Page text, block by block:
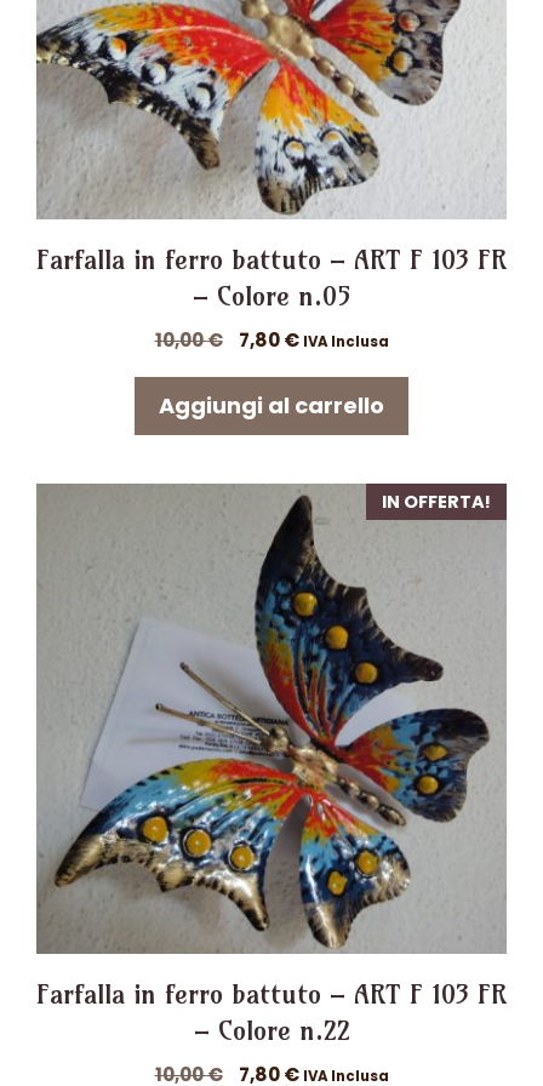
Farfalla in ferro battuto – ART F 103 FR
– Colore n.05
10,00€
Il
originale
era:
7,80€Il
attuale
IVA Inclusa
Aggiungi al carrello
IN OFFERTA!
Farfalla in ferro battuto – ART F 103 FR
– Colore n.22
10,00€
Il
7,80€IlIVA Inclusa